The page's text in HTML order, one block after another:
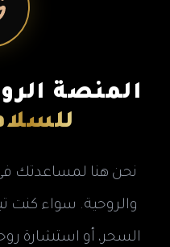
المنصة
نحن هنا لمساعدتك
والروحية. سواء
السحر، أو استشارة